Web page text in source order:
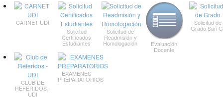
CARNET UDI
Solicitud
Certificados
Estudiantes
Solicitud de
Readmisión y
Homologación Evaluación
Docente
Solicitud de
Grado San
CLUB DE
REFERIDOS -
UDI
EXAMENES
PREPARATORIOS